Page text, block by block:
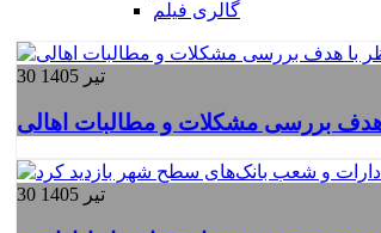
گالری فیلم
30 تیر 1405
هدف بررسی مشکلات و مطالبات اهالی
30 تیر 1405